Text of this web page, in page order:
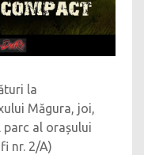
la
Măgura, joi,
parc al orașului
nr. 2/A)